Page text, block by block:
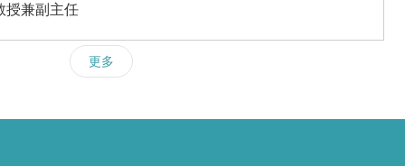
授兼副主任
更多